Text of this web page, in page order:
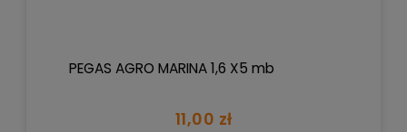
PEGAS AGRO MARINA 1,6 X5 mb
11,00 zł